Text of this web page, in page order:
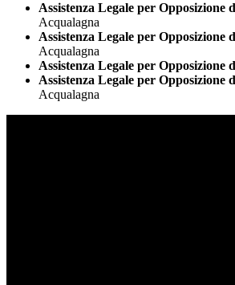
Assistenza Legale per Opposizione
Acqualagna
Assistenza Legale per Opposizione
Acqualagna
Assistenza Legale per Opposizione
Assistenza Legale per Opposizione
Acqualagna